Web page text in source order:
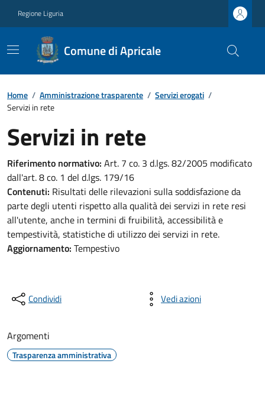
Regione Liguria
Comune di Apricale
Home / Amministrazione trasparente / Servizi erogati /
Servizi in rete
Servizi in rete
Riferimento normativo: Art. 7 co. 3 d.lgs. 82/2005 modificato
dall'art. 8 co. 1 del d.lgs. 179/16
Contenuti: Risultati delle rilevazioni sulla soddisfazione da
parte degli utenti rispetto alla qualità dei servizi in rete resi
all'utente, anche in termini di fruibilità, accessibilità e
tempestività, statistiche di utilizzo dei servizi in rete.
Aggiornamento: Tempestivo
Condividi Vedi azioni
Argomenti
Trasparenza amministrativa